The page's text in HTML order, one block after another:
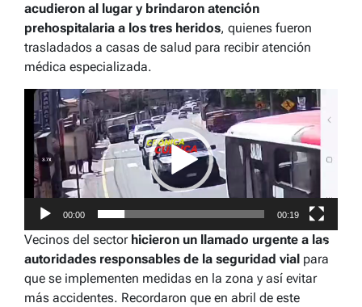
acudieron al lugar y brindaron atención
prehospitalaria a los tres heridos, quienes fueron
trasladados a casas de salud para recibir atención
médica especializada.
Reproductor
de
vídeo
00:00 00:19
Vecinos del sectorhicieron un llamado urgente a las
autoridades responsables de la seguridad vial para
que se implementen medidas en la zona y así evitar
más accidentes. Recordaron que en abril de este